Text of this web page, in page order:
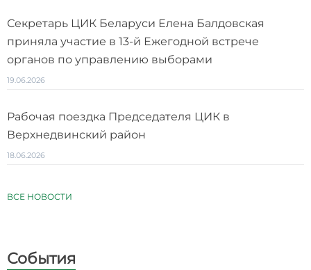
Секретарь ЦИК Беларуси Елена Балдовская
приняла участие в 13-й Ежегодной встрече
органов по управлению выборами
19.06.2026
Рабочая поездка Председателя ЦИК в
Верхнедвинский район
18.06.2026
ВСЕ НОВОСТИ
События